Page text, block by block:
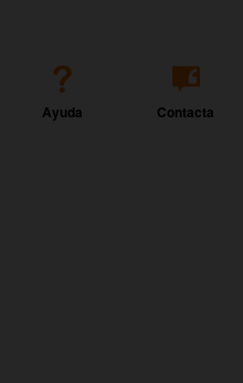
Ayuda Contacta